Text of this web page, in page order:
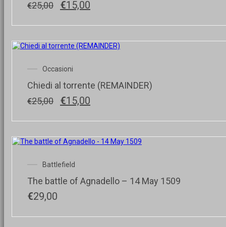
€25,00
Il
originale
€25,00.
€15,00
attuale
€15,00.
Occasioni
Chiedi al torrente (REMAINDER)
€25,00
Il
originale
€25,00.
€15,00
attuale
€15,00.
Battlefield
The battle of Agnadello – 14 May 1509
€29,00